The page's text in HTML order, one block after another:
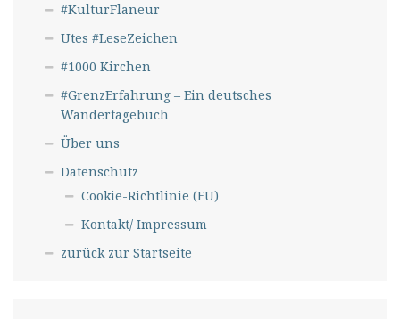
#KulturFlaneur
Utes #LeseZeichen
#1000 Kirchen
#GrenzErfahrung – Ein deutsches
Wandertagebuch
Über uns
Datenschutz
Cookie-Richtlinie (EU)
Kontakt/ Impressum
zurück zur Startseite